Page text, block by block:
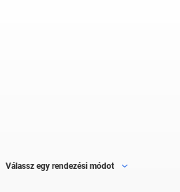
Válassz egy rendezési módot